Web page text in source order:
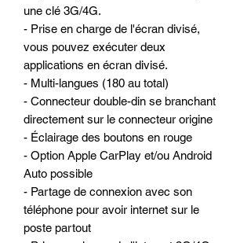
une clé 3G/4G.
- Prise en charge de l'écran divisé,
vous pouvez exécuter deux
applications en écran divisé.
- Multi-langues (180 au total)
- Connecteur double-din se branchant
directement sur le connecteur origine
- Éclairage des boutons en rouge
- Option Apple CarPlay et/ou Android
Auto possible
- Partage de connexion avec son
téléphone pour avoir internet sur le
poste partout